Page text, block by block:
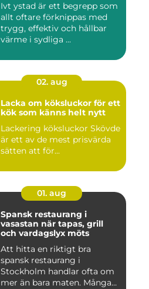
Ivt ystad är ett begrepp som
allt oftare förknippas med
trygg, effektiv och hållbar
värme i sydliga ...
02. aug
Lacka om köksluckor för ett
kök som känns helt nytt
Lackering köksluckor Skövde
är ett av de mest prisvärda
sätten att för...
01. aug
Spansk restaurang i
vasastan när tapas, grill
och vardagslyx möts
Att hitta en riktigt bra
spansk restaurang i
Stockholm handlar ofta om
mer än bara maten. Många